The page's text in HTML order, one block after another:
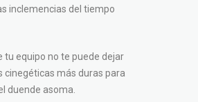
inclemencias del tiempo
tu equipo no te puede dejar
cinegéticas más duras para
duende asoma.